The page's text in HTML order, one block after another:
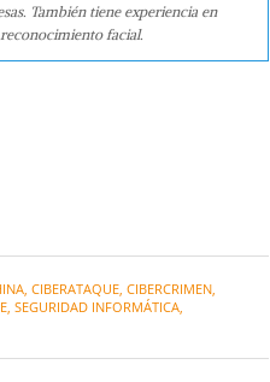
También tiene experiencia en
facial.
, CIBERATAQUE, CIBERCRIMEN,
, SEGURIDAD INFORMÁTICA,